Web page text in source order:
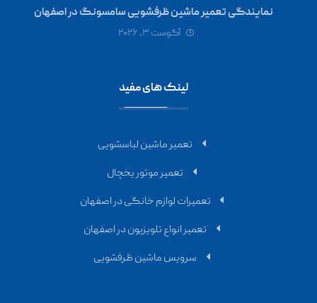
نمایندگی تعمیر ماشین ظرفشویی سامسونگ در اصفهان
آگوست ۳, ۲۰۲۶
لینک های مفید
تعمیر ماشین لباسشویی
تعمیر موتور یخچال
تعمیرات لوازم خانگی در اصفهان
تعمیر انواع تلویزیون در اصفهان
سرویس ماشین ظرفشویی